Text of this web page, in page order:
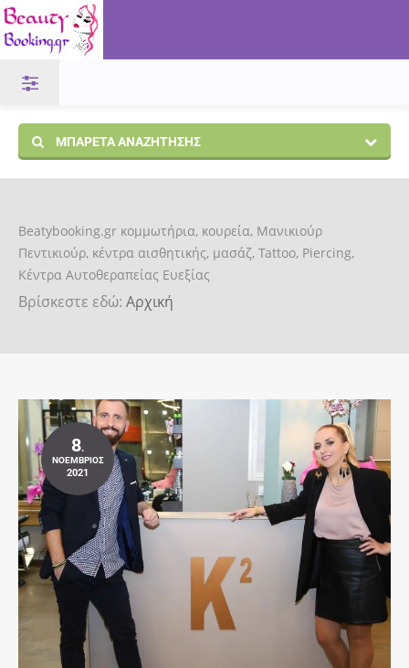
ΜΠΑΡΈΤΑ ΑΝΑΖΉΤΗΣΗΣ
Beatybooking.gr κομμωτήρια, κουρεία, Μανικιούρ
Πεντικιούρ, κέντρα αισθητικής, μασάζ, Tattoo, Piercing,
Κέντρα Αυτοθεραπείας Ευεξίας
Βρίσκεστε εδώ: Αρχική
8.
ΝΟΈΜΒΡΙΟΣ
2021